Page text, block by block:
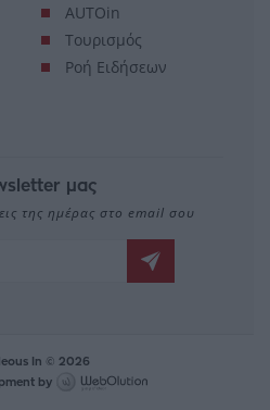
AUTOin
Τουρισμός
Ροή Ειδήσεων
μας
της ημέρας στο email σου
In © 2026
by